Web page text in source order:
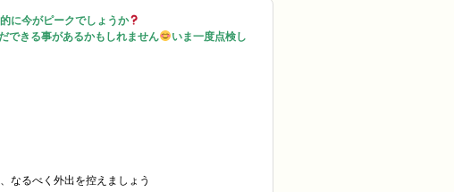
に今がピークでしょうか
できる事があるかもしれません
いま一度点検し
なるべく外出を控えましょう